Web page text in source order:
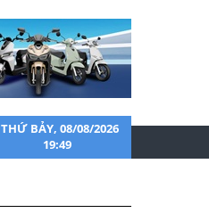
THỨ BẢY, 08/08/2026
19:49